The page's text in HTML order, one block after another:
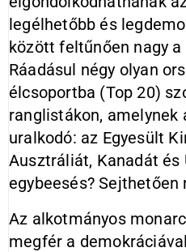
legélhetőbb és
között feltűnően nagy a
Ráadásul négy olyan
élcsoportba (Top 20)
ranglistákon,
uralkodó: az Egyesült
Ausztráliát, Kanadát
egybeesés? Sejthetően
Az alkotmányos
megfér a